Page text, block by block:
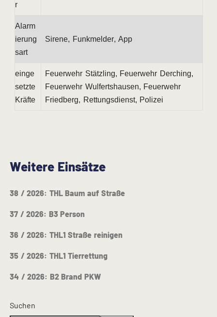
r
Alarm
ierung
sart
Sirene, Funkmelder, App
einge
setzte
Kräfte
Feuerwehr Stätzling, Feuerwehr Derching,
Feuerwehr Wulfertshausen, Feuerwehr
Friedberg, Rettungsdienst, Polizei
Weitere Einsätze
38 / 2026: THL Baum auf Straße
37 / 2026: B3 Person
36 / 2026: THL1 Straße reinigen
35 / 2026: THL1 Tierrettung
34 / 2026: B2 Brand PKW
Suchen